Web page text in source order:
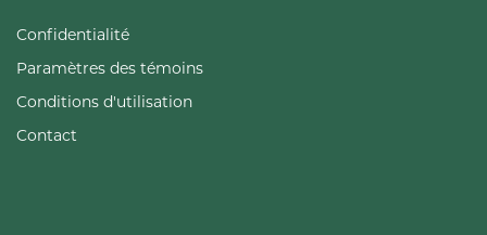
Confidentialité
Paramètres des témoins
Conditions d'utilisation
Contact